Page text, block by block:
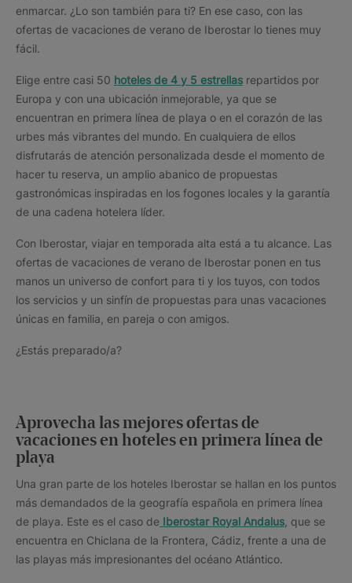
enmarcar. ¿Lo son también para ti? En ese caso, con las
ofertas de vacaciones de verano de Iberostar lo tienes muy
fácil.
Elige entre casi 50 hoteles de 4 y 5 estrellas repartidos por
Europa y con una ubicación inmejorable, ya que se
encuentran en primera línea de playa o en el corazón de las
urbes más vibrantes del mundo. En cualquiera de ellos
disfrutarás de atención personalizada desde el momento de
hacer tu reserva, un amplio abanico de propuestas
gastronómicas inspiradas en los fogones locales y la garantía
de una cadena hotelera líder.
Con Iberostar, viajar en temporada alta está a tu alcance. Las
ofertas de vacaciones de verano de Iberostar ponen en tus
manos un universo de confort para ti y los tuyos, con todos
los servicios y un sinfín de propuestas para unas vacaciones
únicas en familia, en pareja o con amigos.
¿Estás preparado/a?
Aprovecha las mejores ofertas de
vacaciones en hoteles en primera línea de
playa
Una gran parte de los hoteles Iberostar se hallan en los puntos
más demandados de la geografía española en primera línea
de playa. Este es el caso de Iberostar Royal Andalus , que se
encuentra en Chiclana de la Frontera, Cádiz, frente a una de
las playas más impresionantes del océano Atlántico.